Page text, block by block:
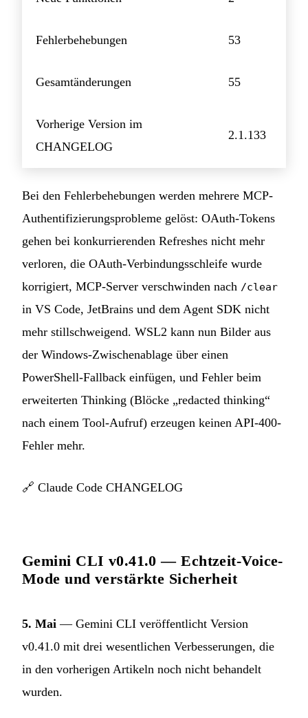
Fehlerbehebungen 53
Gesamtänderungen 55
Vorherige Version im
CHANGELOG
2.1.133
Bei den Fehlerbehebungen werden mehrere MCP-
Authentifizierungsprobleme gelöst: OAuth-Tokens
gehen bei konkurrierenden Refreshes nicht mehr
verloren, die OAuth-Verbindungsschleife wurde
korrigiert, MCP-Server verschwinden nach /clear
in VS Code, JetBrains und dem Agent SDK nicht
mehr stillschweigend. WSL2 kann nun Bilder aus
der Windows-Zwischenablage über einen
PowerShell-Fallback einfügen, und Fehler beim
erweiterten Thinking (Blöcke „redacted thinking“
nach einem Tool-Aufruf) erzeugen keinen API-400-
Fehler mehr.
🔗 Claude Code CHANGELOG
Gemini CLI v0.41.0 — Echtzeit-Voice-
Mode und verstärkte Sicherheit
5. Mai — Gemini CLI veröffentlicht Version
v0.41.0 mit drei wesentlichen Verbesserungen, die
in den vorherigen Artikeln noch nicht behandelt
wurden.